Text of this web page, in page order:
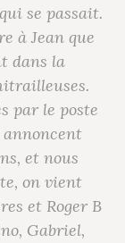
se passait.
à Jean que
dans la
par le poste
et nous
on vient
et Roger B
Gabriel,